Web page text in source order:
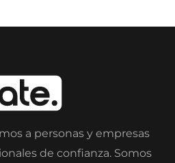
a personas y empresas
de confianza. Somos